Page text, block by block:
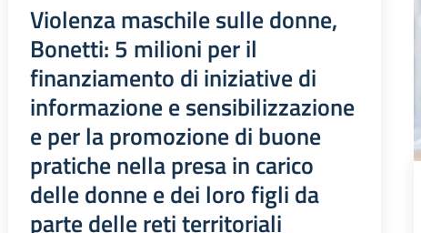
Violenza maschile sulle donne,
Bonetti: 5 milioni per il
finanziamento di iniziative di
informazione e sensibilizzazione
e per la promozione di buone
pratiche nella presa in carico
delle donne e dei loro figli da
parte delle reti territoriali